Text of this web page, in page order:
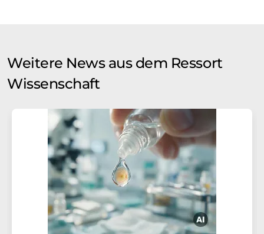
Weitere News aus dem Ressort
Wissenschaft